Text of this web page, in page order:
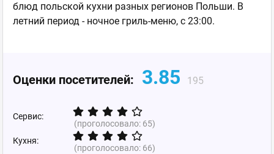
блюд польской кухни разных регионов Польши. В
летний период - ночное гриль-меню, с 23:00.
Оценки посетителей: 3.85 195
Сервис:
(проголосовало: 65)
Кухня:
(проголосовало: 66)